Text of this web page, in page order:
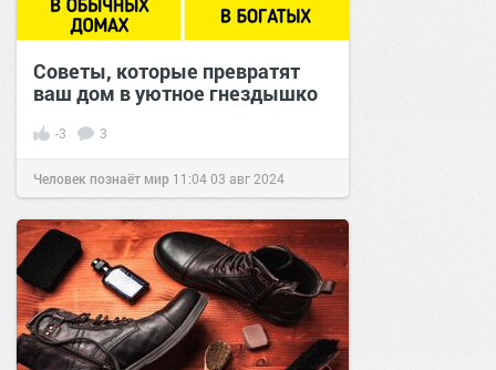
Советы, которые превратят
ваш дом в уютное гнездышко
-3 3
Человек познаёт мир 11:0403 авг 2024